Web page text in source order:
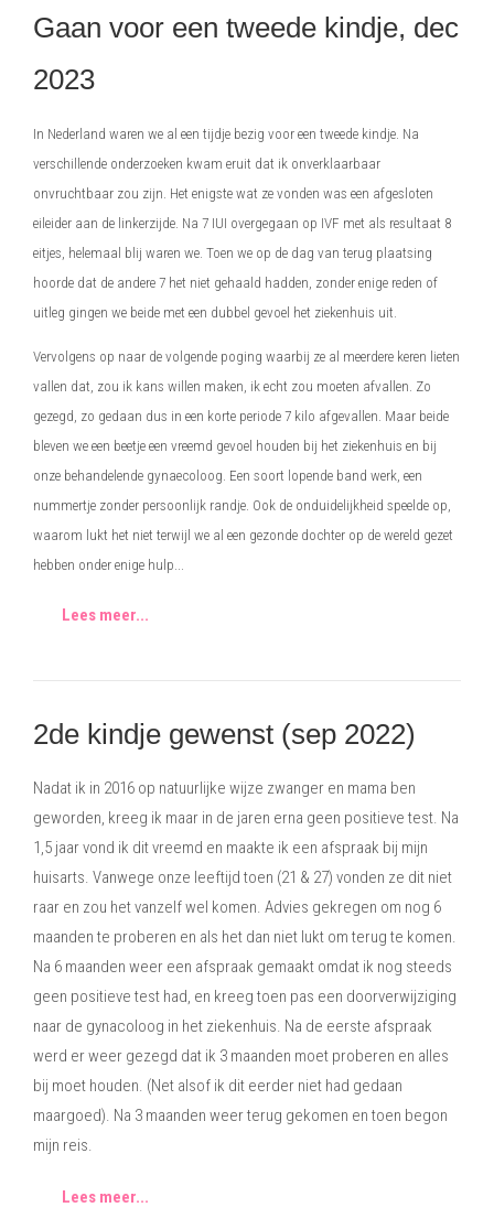
Gaan voor een tweede kindje, dec
2023
In Nederland waren we al een tijdje bezig voor een tweede kindje. Na
verschillende onderzoeken kwam eruit dat ik onverklaarbaar
onvruchtbaar zou zijn. Het enigste wat ze vonden was een afgesloten
eileider aan de linkerzijde. Na 7 IUI overgegaan op IVF met als resultaat 8
eitjes, helemaal blij waren we. Toen we op de dag van terug plaatsing
hoorde dat de andere 7 het niet gehaald hadden, zonder enige reden of
uitleg gingen we beide met een dubbel gevoel het ziekenhuis uit.
Vervolgens op naar de volgende poging waarbij ze al meerdere keren lieten
vallen dat, zou ik kans willen maken, ik echt zou moeten afvallen. Zo
gezegd, zo gedaan dus in een korte periode 7 kilo afgevallen. Maar beide
bleven we een beetje een vreemd gevoel houden bij het ziekenhuis en bij
onze behandelende gynaecoloog. Een soort lopende band werk, een
nummertje zonder persoonlijk randje. Ook de onduidelijkheid speelde op,
waarom lukt het niet terwijl we al een gezonde dochter op de wereld gezet
hebben onder enige hulp...
Lees meer...
2de kindje gewenst (sep 2022)
Nadat ik in 2016 op natuurlijke wijze zwanger en mama ben
geworden, kreeg ik maar in de jaren erna geen positieve test. Na
1,5 jaar vond ik dit vreemd en maakte ik een afspraak bij mijn
huisarts. Vanwege onze leeftijd toen (21 & 27) vonden ze dit niet
raar en zou het vanzelf wel komen. Advies gekregen om nog 6
maanden te proberen en als het dan niet lukt om terug te komen.
Na 6 maanden weer een afspraak gemaakt omdat ik nog steeds
geen positieve test had, en kreeg toen pas een doorverwijziging
naar de gynacoloog in het ziekenhuis. Na de eerste afspraak
werd er weer gezegd dat ik 3 maanden moet proberen en alles
bij moet houden. (Net alsof ik dit eerder niet had gedaan
maargoed). Na 3 maanden weer terug gekomen en toen begon
mijn reis.
Lees meer...